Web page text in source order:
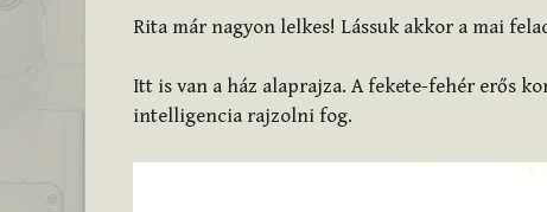
Rita már nagyon lelkes! Lássuk akkor a mai
Itt is van a ház alaprajza. A fekete-fehér erős
intelligencia rajzolni fog.